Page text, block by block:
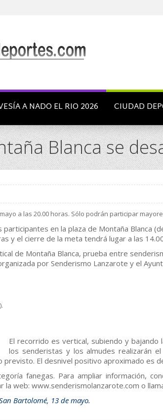
A NADO EL RIO 2026 CIUDAD
Blanca se
a las 20.00 horas. Sólo podrán participar
en la plaza de Montaña Blanca
y el cierre de la meta tendrá lugar a las
de Montaña Blanca, prueba entre
por Senderismo Lanzarote y el
El recorrido es vertical, subiendo y bajando
los senderistas y los almudes realizarán
El desnivel positivo aproximado es
fanegas. Para ampliar información,
la web: www.senderismolanzarote.com o
Bartolomé, 13 de mayo.